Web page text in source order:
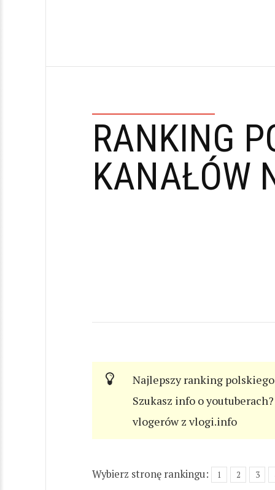
RANKING
KANAŁÓW
Najlepszy ranking
Szukasz info o
vlogerów z vlogi.info
Wybierz stronę rankingu: 1 2 3